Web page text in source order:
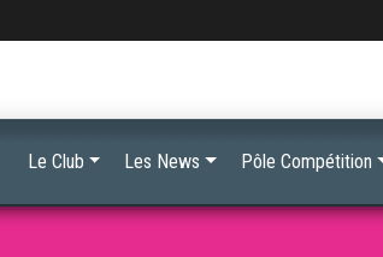
Le Club Les News Pôle Compétition